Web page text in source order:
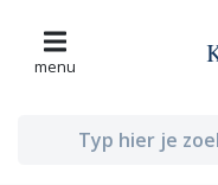
menu